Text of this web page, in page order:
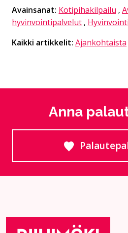
Avainsanat: Kotipihakilpailu ,
hyvinvointipalvelut , Hyvinvointi
Kaikki artikkelit: Ajankohtaista
Anna